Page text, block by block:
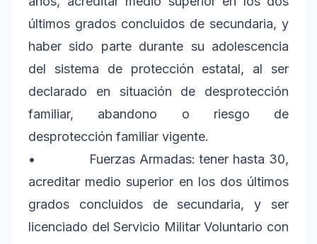
últimos grados concluidos de secundaria, y
haber sido parte durante su adolescencia
del sistema de protección estatal, al ser
declarado en situación de desprotección
familiar, abandono o riesgo de
desprotección familiar vigente.
• Fuerzas Armadas: tener hasta 30,
acreditar medio superior en los dos últimos
grados concluidos de secundaria, y ser
licenciado del Servicio Militar Voluntario con